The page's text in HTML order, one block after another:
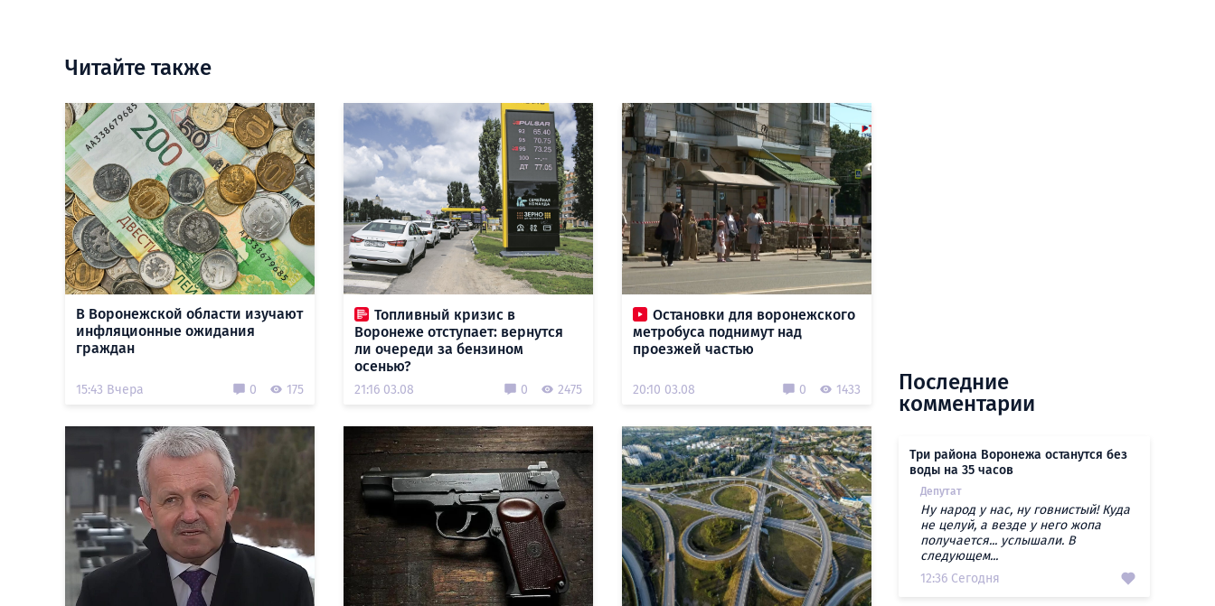
Читайте также
В Воронежской области изучают
инфляционные ожидания
граждан
15:43 Вчера 0 175
Топливный кризис в
Воронеже отступает: вернутся
ли очереди за бензином
осенью?
21:16 03.08 0 2475
Остановки для воронежского
метробуса поднимут над
проезжей частью
20:10 03.08 0 1433
Последние
комментарии
Три района Воронежа останутся без
воды на 35 часов
Депутат
Ну народ у нас, ну говнистый! Куда
не целуй, а везде у него жопа
получается... услышали. В
следующем...
12:36 Сегодня